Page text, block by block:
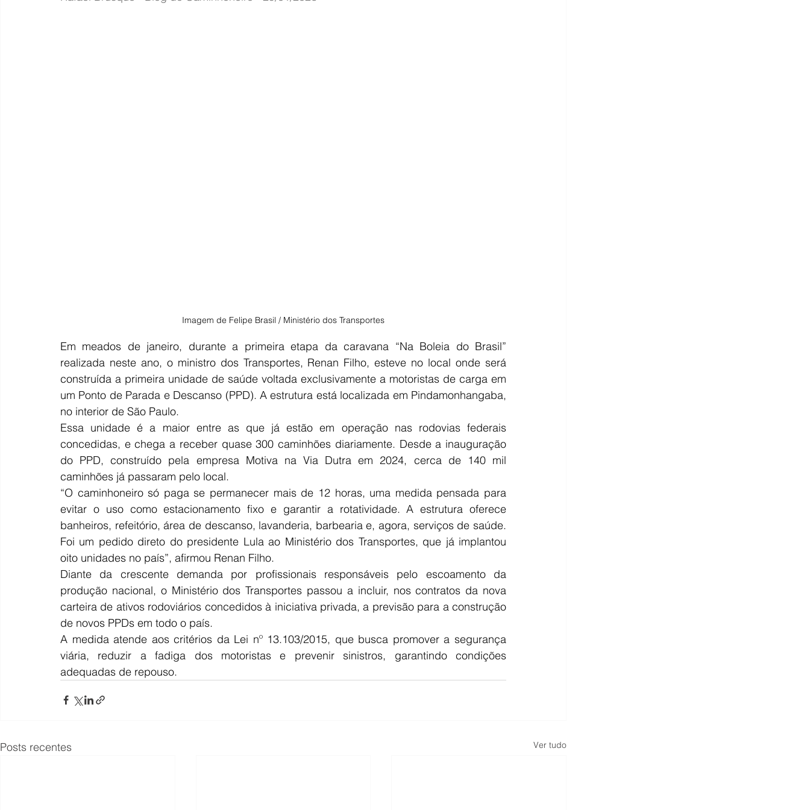
Imagem de Felipe Brasil / Ministério dos Transportes
Em meados de janeiro, durante a primeira etapa da caravana “Na Boleia do Brasil”
realizada neste ano, o ministro dos Transportes, Renan Filho, esteve no local onde será
construída a primeira unidade de saúde voltada exclusivamente a motoristas de carga em
um Ponto de Parada e Descanso (PPD). A estrutura está localizada em Pindamonhangaba,
no interior de São Paulo.
Essa unidade é a maior entre as que já estão em operação nas rodovias federais
concedidas, e chega a receber quase 300 caminhões diariamente. Desde a inauguração
do PPD, construído pela empresa Motiva na Via Dutra em 2024, cerca de 140 mil
caminhões já passaram pelo local.
“O caminhoneiro só paga se permanecer mais de 12 horas, uma medida pensada para
evitar o uso como estacionamento fixo e garantir a rotatividade. A estrutura oferece
banheiros, refeitório, área de descanso, lavanderia, barbearia e, agora, serviços de saúde.
Foi um pedido direto do presidente Lula ao Ministério dos Transportes, que já implantou
oito unidades no país”, afirmou Renan Filho.
Diante da crescente demanda por profissionais responsáveis pelo escoamento da
produção nacional, o Ministério dos Transportes passou a incluir, nos contratos da nova
carteira de ativos rodoviários concedidos à iniciativa privada, a previsão para a construção
de novos PPDs em todo o país.
A medida atende aos critérios da Lei nº 13.103/2015, que busca promover a segurança
viária, reduzir a fadiga dos motoristas e prevenir sinistros, garantindo condições
adequadas de repouso.
Posts recentes Ver tudo